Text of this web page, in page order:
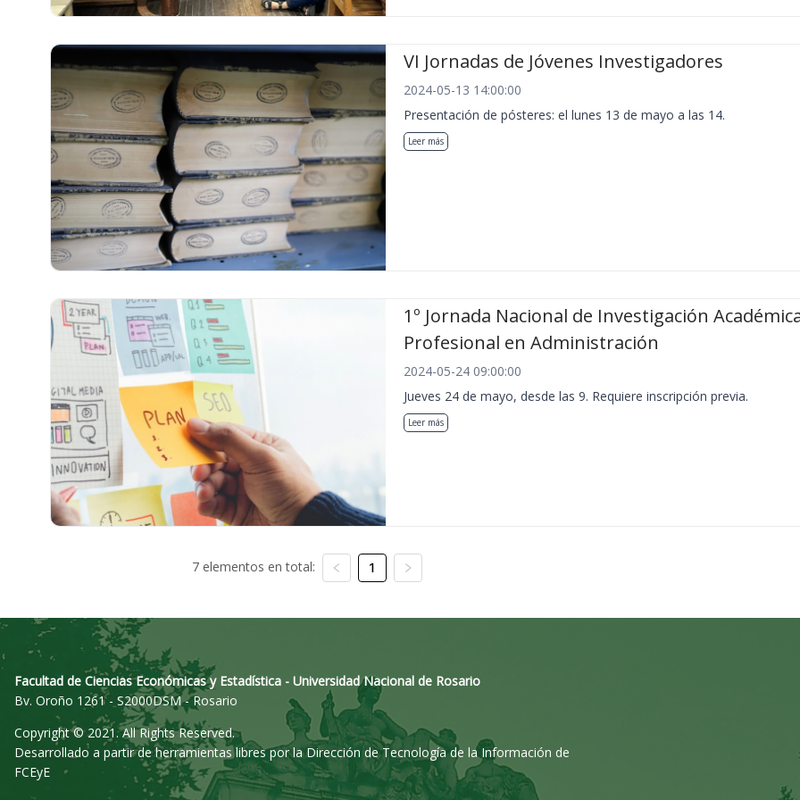
VI Jornadas de Jóvenes Investigadores
2024-05-13 14:00:00
Presentación de pósteres: el lunes 13 de mayo a las 14.
Leer más
1º Jornada Nacional de Investigación
Profesional en Administración
2024-05-24 09:00:00
Jueves 24 de mayo, desde las 9. Requiere inscripción previa.
Leer más
7 elementos en total: 1
Facultad de Ciencias Económicas y Estadística - Universidad Nacional de Rosario
Bv. Oroño 1261 - S2000DSM - Rosario
Copyright © 2021. All Rights Reserved.
Desarrollado a partir de herramientas libres por la Dirección de Tecnología de la Información de
FCEyE